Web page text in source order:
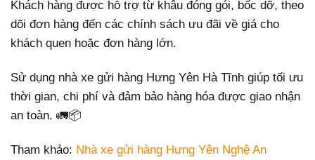
Khách hàng được hỗ trợ từ khâu đóng gói, bốc dỡ, theo
dõi đơn hàng đến các chính sách ưu đãi về giá cho
khách quen hoặc đơn hàng lớn.
Sử dụng nhà xe gửi hàng Hưng Yên Hà Tĩnh giúp tối ưu
thời gian, chi phí và đảm bảo hàng hóa được giao nhận
an toàn. 🚛📦
Tham khảo: Nhà xe gửi hàng Hưng Yên Nghệ An